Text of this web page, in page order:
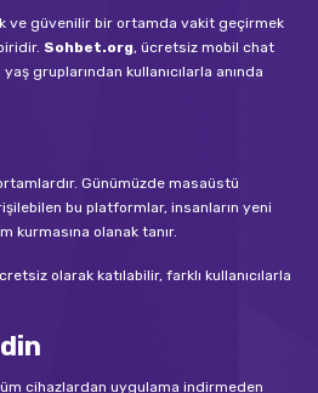
ve güvenilir bir ortamda vakit geçirmek
Sohbet.org, ücretsiz mobil chat
gruplarından kullanıcılarla anında
Günümüzde masaüstü
bu platformlar, insanların yeni
kurmasına olanak tanır.
olarak katılabilir, farklı kullanıcılarla
cihazlardan uygulama indirmeden